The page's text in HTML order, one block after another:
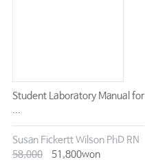
Student Laboratory Manual for
...
Susan Fickertt Wilson PhD RN
58,000
51,800won